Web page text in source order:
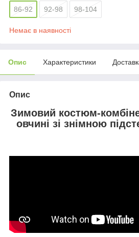
86-92 92-98 98-104
Немає в наявності
Опис Характеристики
Опис
Зимовий костюм-
овчині зі знімною